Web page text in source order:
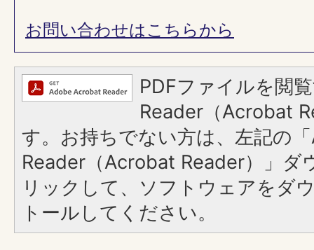
お問い合わせはこちらから
PDFファイルを閲
Reader（Acrobat
す。お持ちでない方は、左記の
Reader（Acrobat Reader）」ダ
リックして、ソフトウェアをダ
トールしてください。